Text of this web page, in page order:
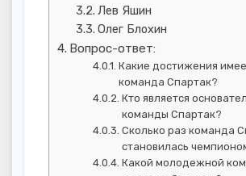
Лев Яшин
Олег Блохин
Вопрос-ответ:
Какие достижения
команда Спартак?
Кто является
команды Спартак?
Сколько раз команда
становилась
Какой молодежной